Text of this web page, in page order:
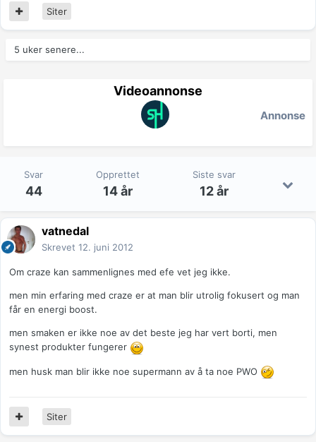
Siter
5 uker senere...
Videoannonse
Annonse
Svar
44
Opprettet
14 år
Siste svar
12 år
vatnedal
Skrevet 12. juni 2012
Om craze kan sammenlignes med efe vet jeg ikke.
men min erfaring med craze er at man blir utrolig fokusert og man
får en energi boost.
men smaken er ikke noe av det beste jeg har vert borti, men
synest produkter fungerer
men husk man blir ikke noe supermann av å ta noe PWO
Siter